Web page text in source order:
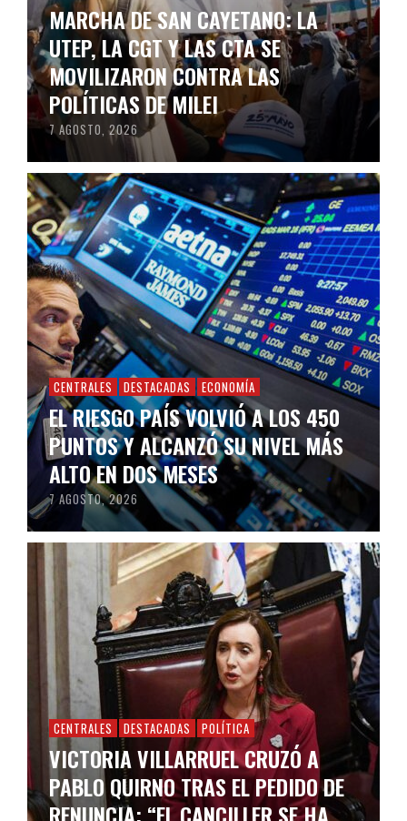
MARCHA DE SAN CAYETANO: LA
UTEP, LA CGT Y LAS CTA SE
MOVILIZARON CONTRA LAS
POLÍTICAS DE MILEI
7 AGOSTO, 2026
CENTRALES DESTACADAS ECONOMÍA
EL RIESGO PAÍS VOLVIÓ A LOS 450
PUNTOS Y ALCANZÓ SU NIVEL MÁS
ALTO EN DOS MESES
7 AGOSTO, 2026
CENTRALES DESTACADAS POLÍTICA
VICTORIA VILLARRUEL CRUZÓ A
PABLO QUIRNO TRAS EL PEDIDO DE